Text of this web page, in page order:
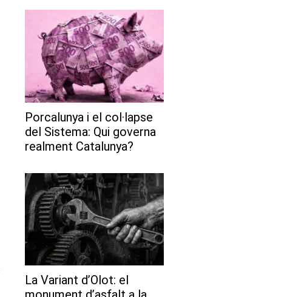
Porcalunya i el col·lapse
del Sistema: Qui governa
realment Catalunya?
La Variant d’Olot: el